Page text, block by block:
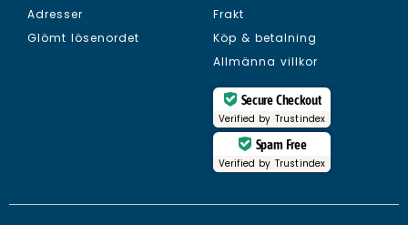
Adresser
Glömt lösenordet
Frakt
Köp & betalning
Allmänna villkor
Secure Checkout
Verified by Trustindex
Spam Free
Verified by Trustindex